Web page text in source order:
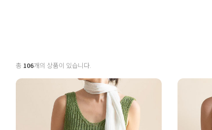
총 106개의 상품이 있습니다.